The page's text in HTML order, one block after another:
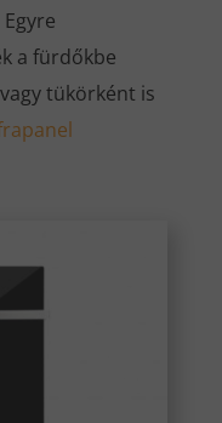
a fürdőkbe
tükörként is